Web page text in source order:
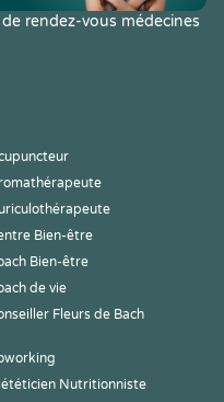
rendez-vous médecines
Bien-être
Bien-être
de vie
Fleurs de Bach
Nutritionniste